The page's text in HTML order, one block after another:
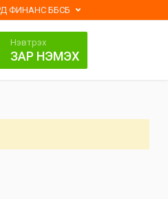
ФИНАНС ББСБ
Нэвтрэх
ЗАР НЭМЭХ